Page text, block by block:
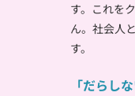
す。これを
ん。社会人
す。
「だらし